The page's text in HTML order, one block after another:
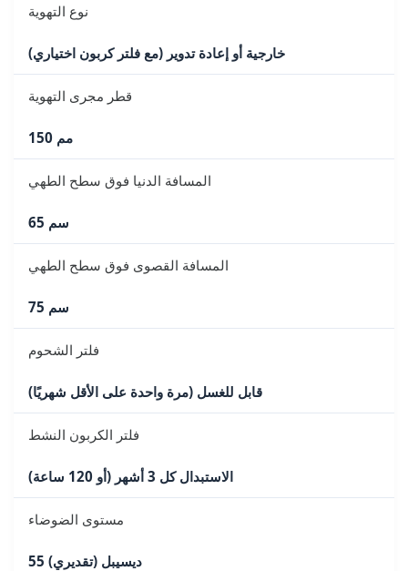
نوع التهوية
خارجية أو إعادة تدوير (مع فلتر كربون اختياري)
قطر مجرى التهوية
150 مم
المسافة الدنيا فوق سطح الطهي
65 سم
المسافة القصوى فوق سطح الطهي
75 سم
فلتر الشحوم
قابل للغسل (مرة واحدة على الأقل شهريًا)
فلتر الكربون النشط
الاستبدال كل 3 أشهر (أو 120 ساعة)
مستوى الضوضاء
55 ديسيبل (تقديري)